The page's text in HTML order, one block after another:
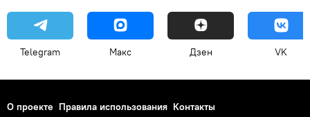
Telegram Макс Дзен VK
О проекте Правила использования Контакты